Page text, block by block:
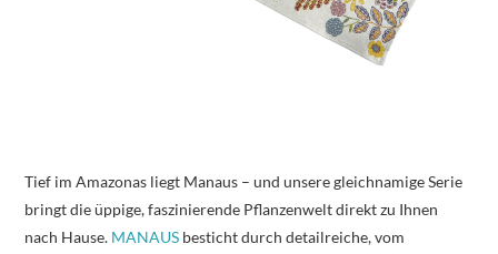
Tief im Amazonas liegt Manaus – und unsere gleichnamige Serie
bringt die üppige, faszinierende Pflanzenwelt direkt zu Ihnen
nach Hause. MANAUS besticht durch detailreiche, vom